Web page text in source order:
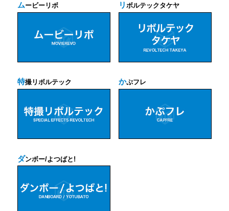
ムービーリボ リ ボルテックタケヤ
特撮リボルテック かぷフレ
ダンボー/よつばと!